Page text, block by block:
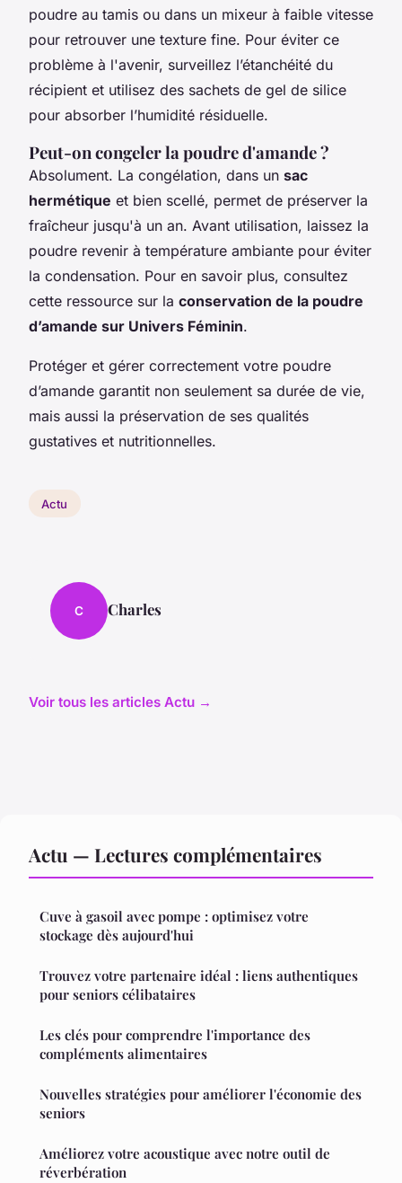
poudre au tamis ou dans un mixeur à faible vitesse
pour retrouver une texture fine. Pour éviter ce
problème à l'avenir, surveillez l’étanchéité du
récipient et utilisez des sachets de gel de silice
pour absorber l’humidité résiduelle.
Peut-on congeler la poudre d'amande ?
Absolument. La congélation, dans un sac
hermétique et bien scellé, permet de préserver la
fraîcheur jusqu'à un an. Avant utilisation, laissez la
poudre revenir à température ambiante pour éviter
la condensation. Pour en savoir plus, consultez
cette ressource sur la conservation de la poudre
d’amande sur Univers Féminin.
Protéger et gérer correctement votre poudre
d’amande garantit non seulement sa durée de vie,
mais aussi la préservation de ses qualités
gustatives et nutritionnelles.
Actu
C Charles
Voir tous les articles Actu →
Actu — Lectures complémentaires
Cuve à gasoil avec pompe : optimisez votre
stockage dès aujourd'hui
Trouvez votre partenaire idéal : liens authentiques
pour seniors célibataires
Les clés pour comprendre l'importance des
compléments alimentaires
Nouvelles stratégies pour améliorer l'économie des
seniors
Améliorez votre acoustique avec notre outil de
réverbération